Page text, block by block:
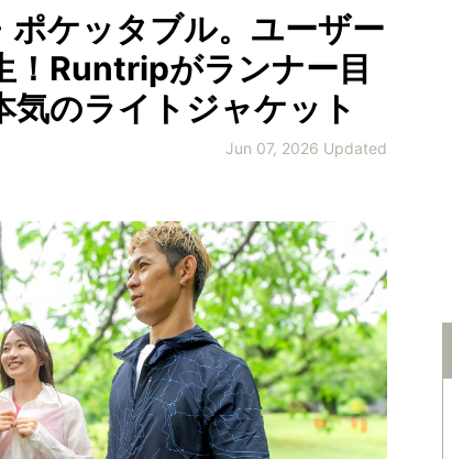
ポケッタブル。ユーザー
！Runtripがランナー目
気のライトジャケット
Jun 07, 2026 Updated